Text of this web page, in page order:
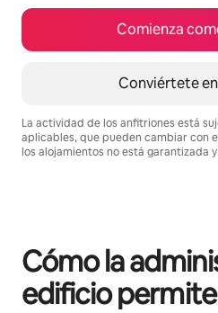
Comienza
Conviértete
La actividad de los anfitriones está
aplicables, que pueden cambiar con
los alojamientos no está garantizada
Cómo la
edificio